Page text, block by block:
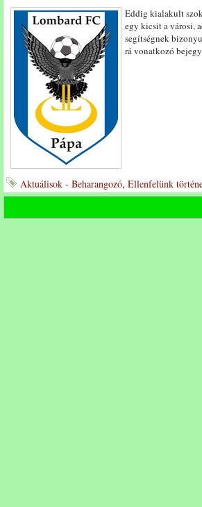
Eddig kialakult
egy kicsit a városi,
segítségnek
rá vonatkozó
Aktuálisok - Beharangozó, Ellenfelünk